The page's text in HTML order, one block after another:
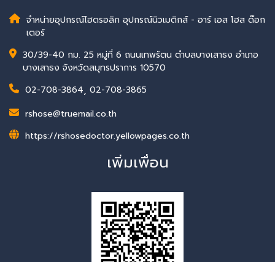
จำหน่ายอุปกรณ์ไฮดรอลิก อุปกรณ์นิวเมติกส์ - อาร์ เอส โฮส ด๊อก
เตอร์
30/39-40 กม. 25 หมู่ที่ 6 ถนนเทพรัตน ตำบลบางเสาธง อำเภอ
บางเสาธง จังหวัดสมุทรปราการ 10570
02-708-3864, 02-708-3865
rshose@truemail.co.th
https://rshosedoctor.yellowpages.co.th
เพิ่มเพื่อน